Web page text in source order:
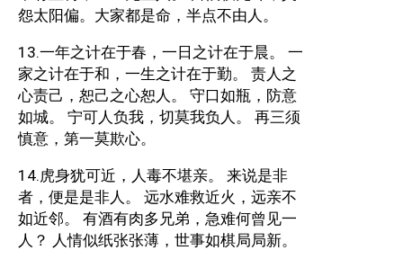
怨太阳偏。大家都是命，半点不由人。
13.一年之计在于春，一日之计在于晨。 一
家之计在于和，一生之计在于勤。 责人之
心责己，恕己之心恕人。 守口如瓶，防意
如城。 宁可人负我，切莫我负人。 再三须
慎意，第一莫欺心。
14.虎身犹可近，人毒不堪亲。 来说是非
者，便是是非人。 远水难救近火，远亲不
如近邻。 有酒有肉多兄弟，急难何曾见一
人？ 人情似纸张张薄，世事如棋局局新。